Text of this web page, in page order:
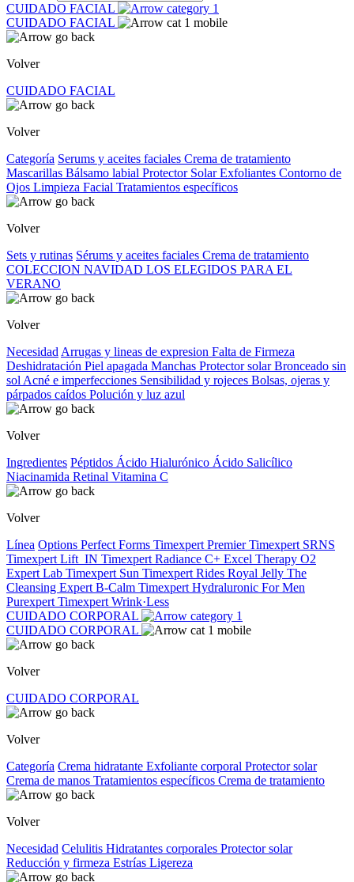
CUIDADO FACIAL
CUIDADO FACIAL
Volver
CUIDADO FACIAL
Volver
Categoría Serums y aceites faciales Crema de tratamiento
Mascarillas Bálsamo labial Protector SolarExfoliantes Contorno de
Ojos Limpieza Facial Tratamientos específicos
Volver
Sets y rutinas Sérums y aceites faciales Crema de tratamiento
COLECCION NAVIDAD LOS ELEGIDOS PARA EL
VERANO
Volver
Necesidad Arrugas y lineas de expresion Falta de Firmeza
Deshidratación Piel apagada Manchas Protector solarBronceado sin
sol Acné e imperfecciones Sensibilidad y rojeces Bolsas, ojeras y
párpados caídos Polución y luz azul
Volver
Ingredientes Péptidos Ácido Hialurónico Ácido Salicílico
Niacinamida Retinal Vitamina C
Volver
Línea Options Perfect Forms Timexpert PremierTimexpert SRNS
Timexpert Lift_IN Timexpert Radiance C+ Excel Therapy O2
Expert Lab Timexpert Sun Timexpert Rides Royal Jelly The
Cleansing Expert B-Calm Timexpert Hydraluronic For Men
Purexpert Timexpert Wrink·Less
CUIDADO CORPORAL
CUIDADO CORPORAL
Volver
CUIDADO CORPORAL
Volver
Categoría Crema hidratante Exfoliante corporal Protector solar
Crema de manos Tratamientos específicos Crema de tratamiento
Volver
Necesidad Celulitis Hidratantes corporales Protector solar
Reducción y firmeza Estrías Ligereza